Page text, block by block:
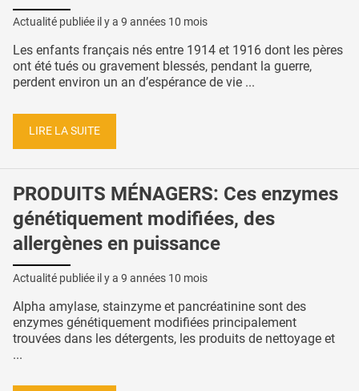
Actualité publiée il y a 9 années 10 mois
Les enfants français nés entre 1914 et 1916 dont les pères
ont été tués ou gravement blessés, pendant la guerre,
perdent environ un an d’espérance de vie ...
LIRE LA SUITE
PRODUITS MÉNAGERS: Ces enzymes
génétiquement modifiées, des
allergènes en puissance
Actualité publiée il y a 9 années 10 mois
Alpha amylase, stainzyme et pancréatinine sont des
enzymes génétiquement modifiées principalement
trouvées dans les détergents, les produits de nettoyage et
...